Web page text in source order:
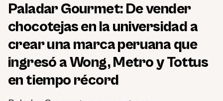
Paladar Gourmet: De vender
chocotejas en la universidad a
crear una marca peruana que
ingresó a Wong, Metro y Tottus
en tiempo récord